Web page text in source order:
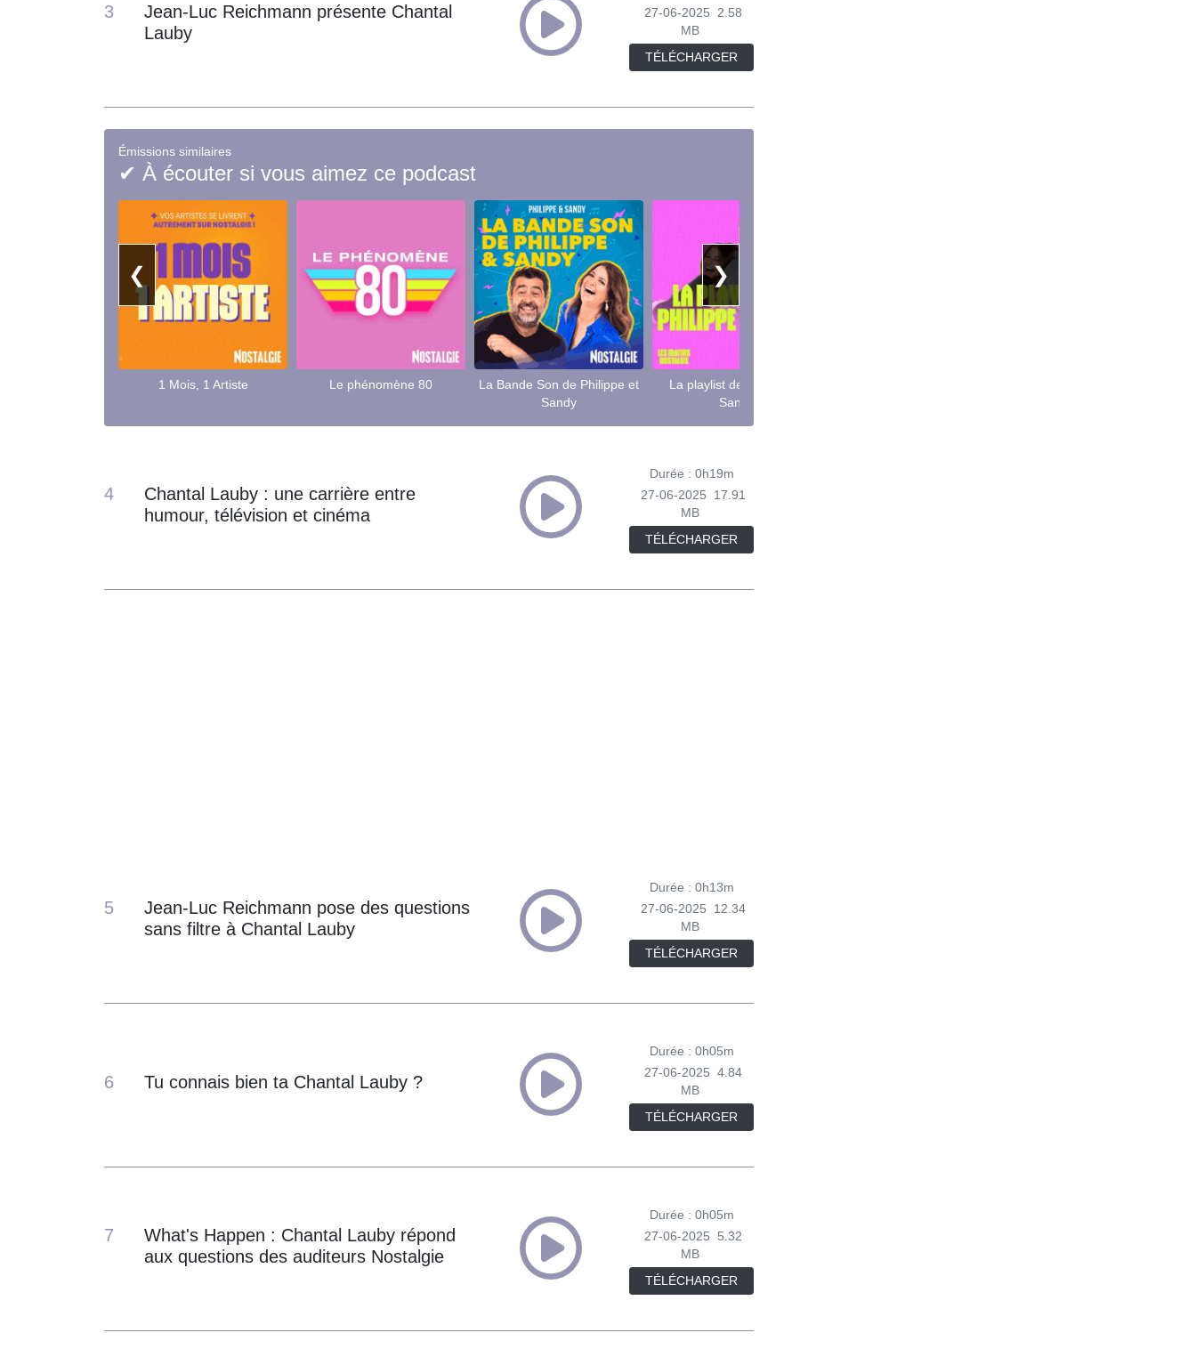
3
Jean-Luc Reichmann présente Chantal
Lauby
27-06-2025
2.58
MB
TÉLÉCHARGER
Émissions similaires
✔ À écouter si vous aimez ce podcast
❮
1 Mois, 1 Artiste Le phénomène 80
La Bande Son de Philippe et
Sandy
La playlist de Philippe et
Sandy
❯
4
Chantal Lauby : une carrière entre
humour, télévision et cinéma
Durée : 0h19m
27-06-2025
17.91
MB
TÉLÉCHARGER
5
Jean-Luc Reichmann pose des questions
sans filtre à Chantal Lauby
Durée : 0h13m
27-06-2025
12.34
MB
TÉLÉCHARGER
6 Tu connais bien ta Chantal Lauby ?
Durée : 0h05m
27-06-2025
4.84
MB
TÉLÉCHARGER
7
What's Happen : Chantal Lauby répond
aux questions des auditeurs Nostalgie
Durée : 0h05m
27-06-2025
5.32
MB
TÉLÉCHARGER